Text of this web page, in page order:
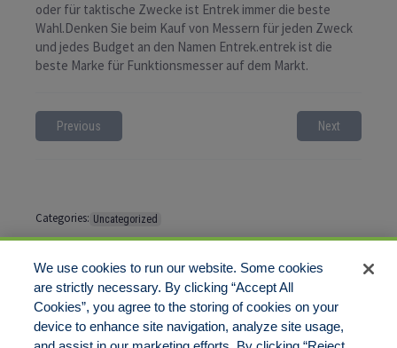
oder für taktische Zwecke ist Entrek immer die beste
Wahl.Denken Sie beim Kauf von Messern für jeden Zweck
und jedes Budget an den Namen Entrek.entrek ist die
beste Marke für Funktionsmesser auf dem Markt.
Previous Next
Categories: Uncategorized
Tags:
Comments are closed
We use cookies to run our website. Some cookies
are strictly necessary. By clicking “Accept All
Cookies”, you agree to the storing of cookies on your
device to enhance site navigation, analyze site usage,